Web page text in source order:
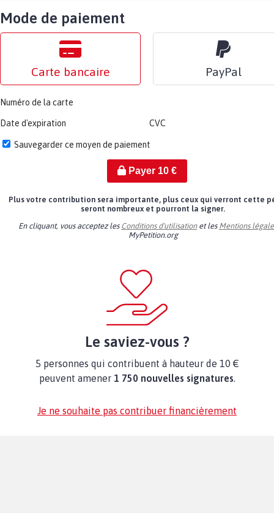
Mode de paiement
Carte bancaire PayPal
Numéro de la carte
Date d'expiration CVC
Sauvegarder ce moyen de paiement
Payer 10€
Plus votre contribution sera importante, plus ceux qui verront cette
seront nombreux et pourront la signer.
En cliquant, vous acceptez les Conditions d'utilisationet les Mentions
MyPetition.org
Le saviez-vous ?
5 personnes qui contribuent à hauteur de 10 €
peuvent amener 1 750 nouvelles signatures.
Je ne souhaite pas contribuer financièrement